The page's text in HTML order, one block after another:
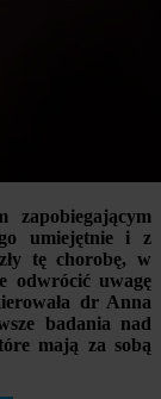
zapobiegającym
umiejętnie i z
tę chorobę, w
odwrócić uwagę
dr Anna
badania nad
mają za sobą